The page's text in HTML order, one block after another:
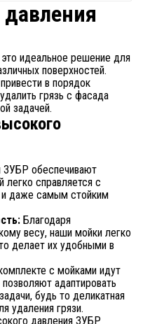
идеальное решение для
поверхностей.
в порядок
грязь с фасада
задачей.
ЗУБР обеспечивают
справляется с
и даже самым стойким
Благодаря
весу, наши мойки легко
делает их удобными в
с мойками идут
адаптировать
будь то деликатная
удаления грязи.
давления ЗУБР